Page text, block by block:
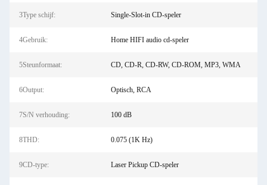
3Type schijf: Single-Slot-in CD-speler
4Gebruik: Home HIFI audio cd-speler
5Steunformaat: CD, CD-R, CD-RW, CD-ROM, MP3, WMA
6Output: Optisch, RCA
7S/N verhouding: 100 dB
8THD: 0.075 (1K Hz)
9CD-type: Laser Pickup CD-speler